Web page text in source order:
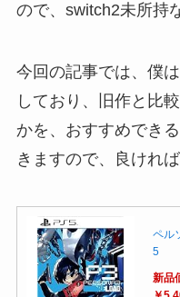
ので、switch2未所持
今回の記事では、僕
しており、旧作と比
かを、おすすめでき
きますので、良けれ
ペル
5
新品